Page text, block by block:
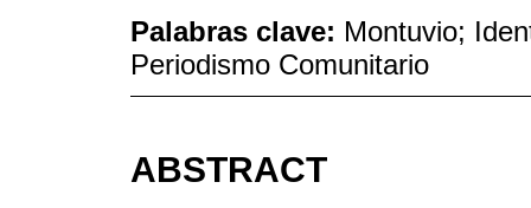
Palabras clave: Montuvio;
Periodismo Comunitario
ABSTRACT